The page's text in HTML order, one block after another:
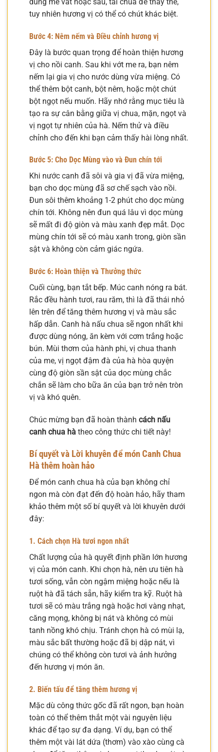
tuy nhiên hương vị có thể có chút khác biệt.
Bước 4: Nêm nếm và Điều chỉnh hương vị
Đây là bước quan trọng để hoàn thiện hương
vị cho nồi canh. Sau khi vớt me ra, bạn nêm
nếm lại gia vị cho nước dùng vừa miệng. Có
thể thêm bột canh, bột nêm, hoặc một chút
bột ngọt nếu muốn. Hãy nhớ rằng mục tiêu là
tạo ra sự cân bằng giữa vị chua, mặn, ngọt và
vị ngọt tự nhiên của hà. Nếm thử và điều
chỉnh cho đến khi bạn cảm thấy hài lòng nhất.
Bước 5: Cho Dọc Mùng vào và Đun chín tới
Khi nước canh đã sôi và gia vị đã vừa miệng,
bạn cho dọc mùng đã sơ chế sạch vào nồi.
Đun sôi thêm khoảng 1-2 phút cho dọc mùng
chín tới. Không nên đun quá lâu vì dọc mùng
sẽ mất đi độ giòn và màu xanh đẹp mắt. Dọc
mùng chín tới sẽ có màu xanh trong, giòn sần
sật và không còn cảm giác ngứa.
Bước 6: Hoàn thiện và Thưởng thức
Cuối cùng, bạn tắt bếp. Múc canh nóng ra bát.
Rắc đều hành tươi, rau răm, thì là đã thái nhỏ
lên trên để tăng thêm hương vị và màu sắc
hấp dẫn. Canh hà nấu chua sẽ ngon nhất khi
được dùng nóng, ăn kèm với cơm trắng hoặc
bún. Mùi thơm của hành phi, vị chua thanh
của me, vị ngọt đậm đà của hà hòa quyện
cùng độ giòn sần sật của dọc mùng chắc
chắn sẽ làm cho bữa ăn của bạn trở nên tròn
vị và khó quên.
Chúc mừng bạn đã hoàn thành cách nấu
canh chua hà theo công thức chi tiết này!
Bí quyết và Lời khuyên để món Canh Chua
Hà thêm hoàn hảo
Để món canh chua hà của bạn không chỉ
ngon mà còn đạt đến độ hoàn hảo, hãy tham
khảo thêm một số bí quyết và lời khuyên dưới
đây:
1. Cách chọn Hà tươi ngon nhất
Chất lượng của hà quyết định phần lớn hương
vị của món canh. Khi chọn hà, nên ưu tiên hà
tươi sống, vẫn còn ngậm miệng hoặc nếu là
ruột hà đã tách sẵn, hãy kiểm tra kỹ. Ruột hà
tươi sẽ có màu trắng ngà hoặc hơi vàng nhạt,
căng mọng, không bị nát và không có mùi
tanh nồng khó chịu. Tránh chọn hà có mùi lạ,
màu sắc bất thường hoặc đã bị dập nát, vì
chúng có thể không còn tươi và ảnh hưởng
đến hương vị món ăn.
2. Biến tấu để tăng thêm hương vị
Mặc dù công thức gốc đã rất ngon, bạn hoàn
toàn có thể thêm thắt một vài nguyên liệu
khác để tạo sự đa dạng. Ví dụ, bạn có thể
thêm một vài lát dứa (thơm) vào xào cùng cà